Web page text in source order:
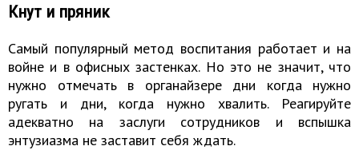
Кнут и пряник
Самый популярный метод воспитания работает и на
войне и в офисных застенках. Но это не значит, что
нужно отмечать в органайзере дни когда нужно
ругать и дни, когда нужно хвалить. Реагируйте
адекватно на заслуги сотрудников и вспышка
энтузиазма не заставит себя ждать.